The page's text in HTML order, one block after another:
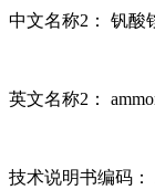
中文名称2： 钒酸
英文名称2：
技术说明书编码：